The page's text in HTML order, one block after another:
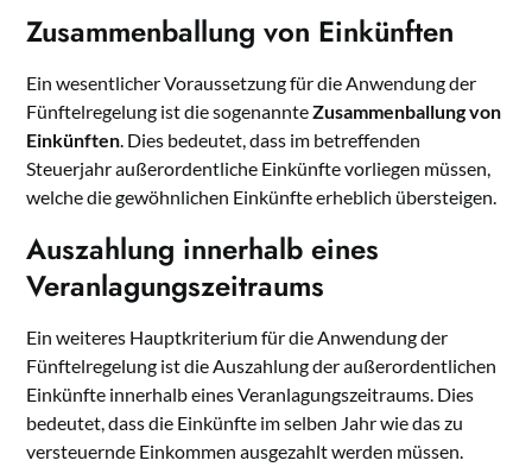
Zusammenballung von Einkünften
Ein wesentlicher Voraussetzung für die Anwendung der
Fünftelregelung ist die sogenannteZusammenballung von
Einkünften. Dies bedeutet, dass im betreffenden
Steuerjahr außerordentliche Einkünfte vorliegen müssen,
welche die gewöhnlichen Einkünfte erheblich übersteigen.
Auszahlung innerhalb eines
Veranlagungszeitraums
Ein weiteres Hauptkriterium für die Anwendung der
Fünftelregelung ist die Auszahlung der außerordentlichen
Einkünfte innerhalb eines Veranlagungszeitraums. Dies
bedeutet, dass die Einkünfte im selben Jahr wie das zu
versteuernde Einkommen ausgezahlt werden müssen.